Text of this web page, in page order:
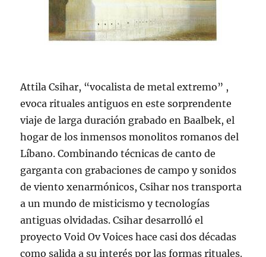
Attila Csihar, “vocalista de metal extremo” ,
evoca rituales antiguos en este sorprendente
viaje de larga duración grabado en Baalbek, el
hogar de los inmensos monolitos romanos del
Líbano. Combinando técnicas de canto de
garganta con grabaciones de campo y sonidos
de viento xenarmónicos, Csihar nos transporta
a un mundo de misticismo y tecnologías
antiguas olvidadas. Csihar desarrolló el
proyecto Void Ov Voices hace casi dos décadas
como salida a su interés por las formas rituales.